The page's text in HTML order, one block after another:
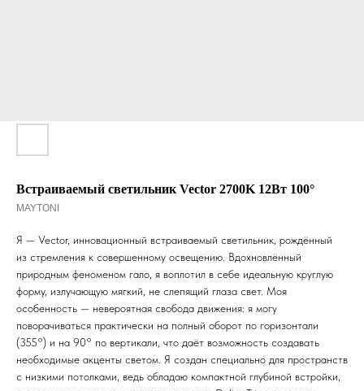
Встраиваемый светильник Vector 2700K 12Вт 100°
MAYTONI
Я — Vector, инновационный встраиваемый светильник, рождённый
из стремления к совершенному освещению. Вдохновлённый
природным феноменом гало, я воплотил в себе идеальную круглую
форму, излучающую мягкий, не слепящий глаза свет. Моя
особенность — невероятная свобода движения: я могу
поворачиваться практически на полный оборот по горизонтали
(355°) и на 90° по вертикали, что даёт возможность создавать
необходимые акценты светом. Я создан специально для пространств
с низкими потолками, ведь обладаю компактной глубиной встройки,